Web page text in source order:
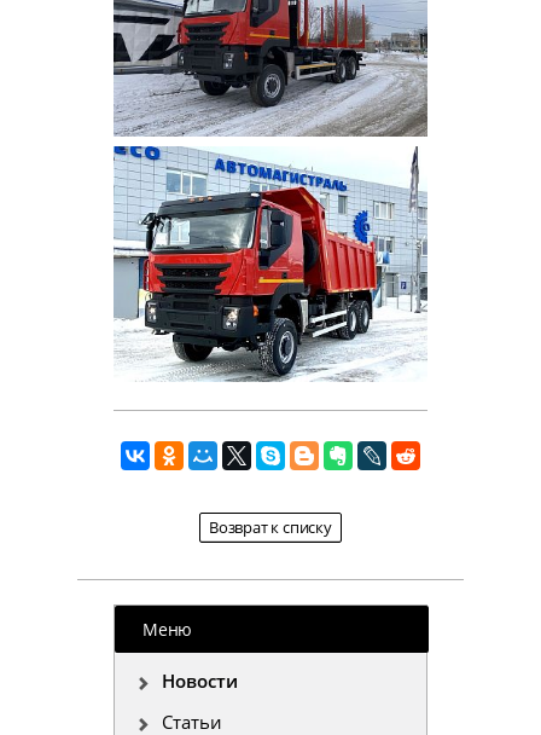
Возврат к списку
Меню
Новости
Статьи